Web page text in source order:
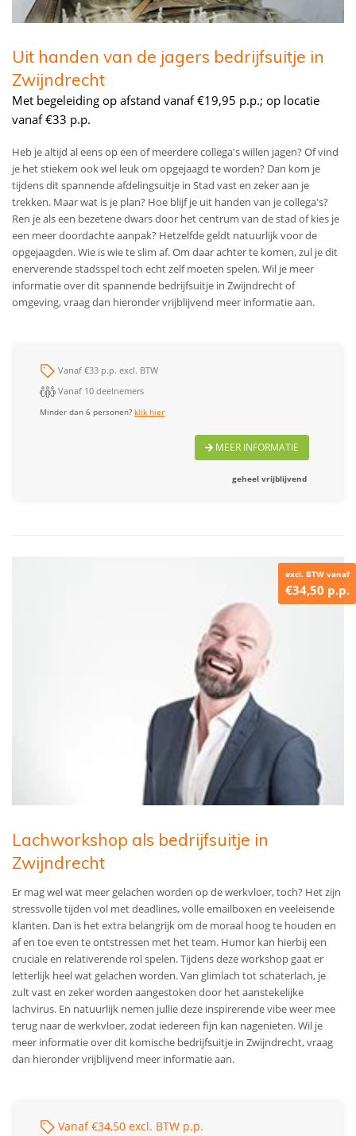
Uit handen van de jagers bedrijfsuitje in
Zwijndrecht
Met begeleiding op afstand vanaf €19,95 p.p.; op locatie
vanaf €33 p.p.
Heb je altijd al eens op een of meerdere collega's willen jagen? Of vind
je het stiekem ook wel leuk om opgejaagd te worden? Dan kom je
tijdens dit spannende afdelingsuitje in Stad vast en zeker aan je
trekken. Maar wat is je plan? Hoe blijf je uit handen van je collega's?
Ren je als een bezetene dwars door het centrum van de stad of kies je
een meer doordachte aanpak? Hetzelfde geldt natuurlijk voor de
opgejaagden. Wie is wie te slim af. Om daar achter te komen, zul je dit
enerverende stadsspel toch echt zelf moeten spelen. Wil je meer
informatie over dit spannende bedrijfsuitje in Zwijndrecht of
omgeving, vraag dan hieronder vrijblijvend meer informatie aan.
Vanaf €33 p.p. excl. BTW
Vanaf 10 deelnemers
Minder dan 6 personen?klik hier
MEER INFORMATIE
geheel vrijblijvend
excl. BTW vanaf
€34,50 p.p.
Lachworkshop als bedrijfsuitje in
Zwijndrecht
Er mag wel wat meer gelachen worden op de werkvloer, toch? Het zijn
stressvolle tijden vol met deadlines, volle emailboxen en veeleisende
klanten. Dan is het extra belangrijk om de moraal hoog te houden en
af en toe even te ontstressen met het team. Humor kan hierbij een
cruciale en relativerende rol spelen. Tijdens deze workshop gaat er
letterlijk heel wat gelachen worden. Van glimlach tot schaterlach, je
zult vast en zeker worden aangestoken door het aanstekelijke
lachvirus. En natuurlijk nemen jullie deze inspirerende vibe weer mee
terug naar de werkvloer, zodat iedereen fijn kan nagenieten. Wil je
meer informatie over dit komische bedrijfsuitje in Zwijndrecht, vraag
dan hieronder vrijblijvend meer informatie aan.
Vanaf €34,50 excl. BTW p.p.